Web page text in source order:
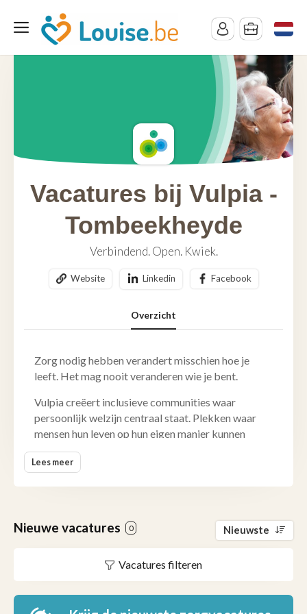
Vacatures bij Vulpia -
Tombeekheyde
Verbindend. Open. Kwiek.
Website Linkedin Facebook
Overzicht
Zorg nodig hebben verandert misschien hoe je
leeft. Het mag nooit veranderen wie je bent.
Vulpia creëert inclusieve communities waar
persoonlijk welzijn centraal staat. Plekken waar
mensen hun leven op hun eigen manier kunnen
blijven leiden, met de juiste zorg, de vrijheid om
keuzes te maken en mensen om zich heen die ertoe
leven, zorg en welzijn samen in woonzorgcentra,
assistentiewoningen en kortverblijf in Vlaanderen,
3.000 collega's aan warme communities waar
bewoners, families, vrijwilligers, buren en partners
Lees meer
Nieuwe vacatures 0 Nieuwste
Vacatures filteren